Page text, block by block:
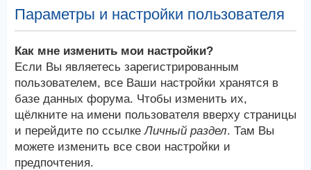
Параметры и настройки пользователя
Как мне изменить мои настройки?
Если Вы являетесь зарегистрированным
пользователем, все Ваши настройки хранятся в
базе данных форума. Чтобы изменить их,
щёлкните на имени пользователя вверху страницы
и перейдите по ссылкеЛичный раздел. Там Вы
можете изменить все свои настройки и
предпочтения.